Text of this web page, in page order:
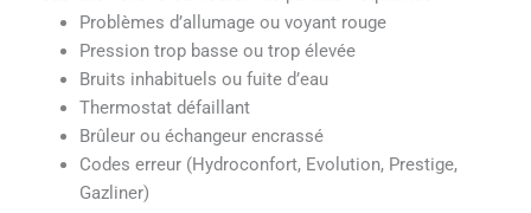
Problèmes d’allumage ou voyant rouge
Pression trop basse ou trop élevée
Bruits inhabituels ou fuite d’eau
Thermostat défaillant
Brûleur ou échangeur encrassé
Codes erreur (Hydroconfort, Evolution, Prestige,
Gazliner)